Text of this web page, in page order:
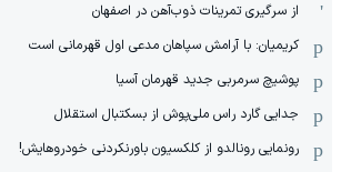
از سرگیری تمرینات ذوب‌آهن در اصفهان
کریمیان: با آرامش سپاهان مدعی اول قهرمانی است
پوشیچ سرمربی جدید قهرمان آسیا
جدایی گارد راس ملی‌پوش از بسکتبال استقلال
رونمایی رونالدو از کلکسیون باورنکردنی خودروهایش!